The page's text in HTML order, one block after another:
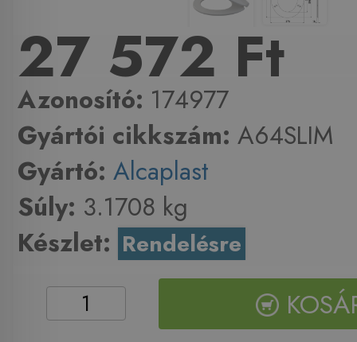
27 572 Ft
Azonosító: 174977
Gyártói cikkszám: A64SLIM
Gyártó: Alcaplast
Súly: 3.1708 kg
Készlet: Rendelésre